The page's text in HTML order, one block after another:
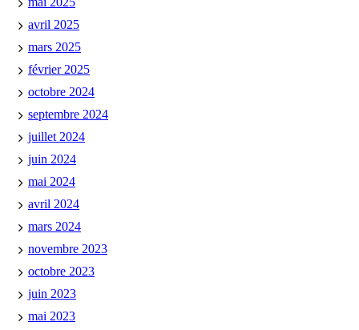
avril 2025
mars 2025
février 2025
octobre 2024
septembre 2024
juillet 2024
juin 2024
mai 2024
avril 2024
mars 2024
novembre 2023
octobre 2023
juin 2023
mai 2023